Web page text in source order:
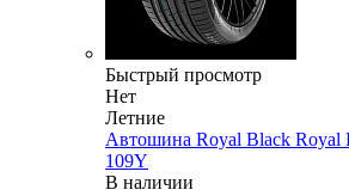
Быстрый просмотр
Нет
Летние
Автошина Royal Black Royal
109Y
В наличии